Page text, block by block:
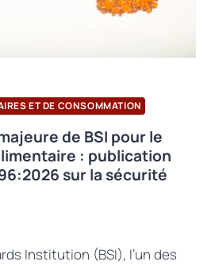
ET DE CONSOMMATION
de BSI pour le
: publication
sur la sécurité
Institution (BSI), l’un des